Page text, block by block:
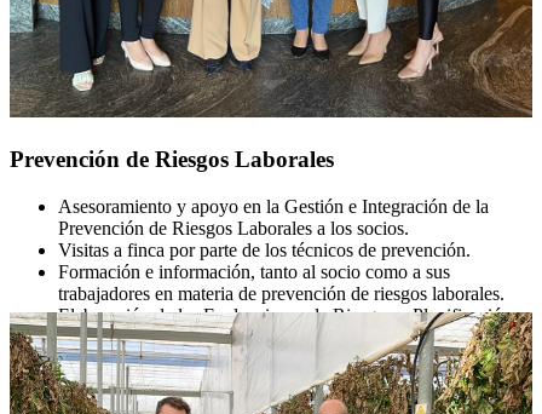
Prevención de Riesgos Laborales
Asesoramiento y apoyo en la Gestión e Integración de la
Prevención de Riesgos Laborales a los socios.
Visitas a finca por parte de los técnicos de prevención.
Formación e información, tanto al socio como a sus
trabajadores en materia de prevención de riesgos laborales.
Elaboración de las Evaluaciones de Riesgos y Planificación
de la Actividad Preventiva.
Entrega de cartelería para señalización de la finca.
Asesoramiento y apoyo ante requerimientos por parte de la
Inspección de Trabajo, auditorías, etc…